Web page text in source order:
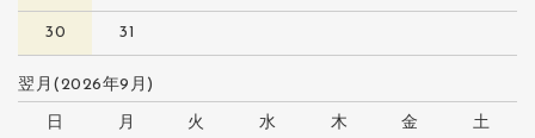
30 31
翌月(2026年9月)
日 月 火 水 木 金 土